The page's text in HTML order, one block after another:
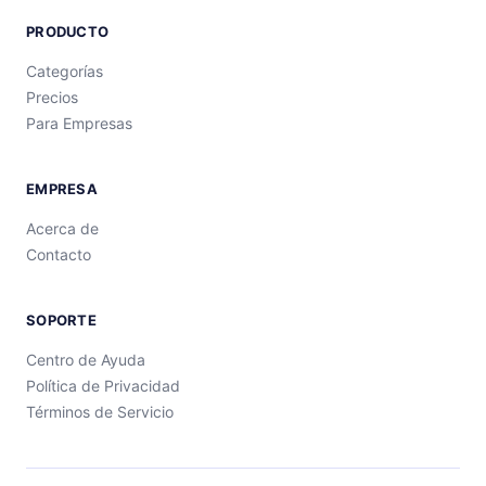
PRODUCTO
Categorías
Precios
Para Empresas
EMPRESA
Acerca de
Contacto
SOPORTE
Centro de Ayuda
Política de Privacidad
Términos de Servicio